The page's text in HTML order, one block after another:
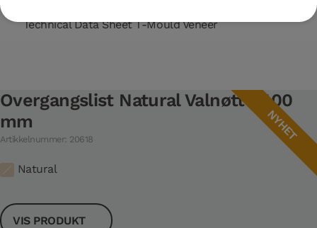
Technical Data Sheet T-Mould Veneer
NYHET
Overgangslist Natural Valnøtt 2400
mm
Artikkelnummer: 20618
Natural
VIS PRODUKT